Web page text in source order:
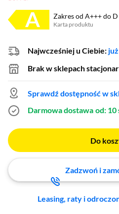
Zakres od A+++ do D
Karta produktu
Plik w formacie pdf
(otworzy się w nowym
Najwcześniej u Ciebie:
Brak w sklepach
Sprawdź dostępność w
Darmowa dostawa od: 10
Do
Zadzwoń i
Leasing, raty i